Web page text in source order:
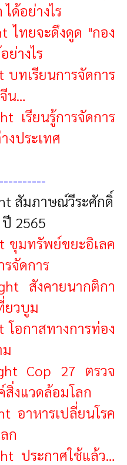
ด้อย่างไร
ไทยจะดึงดูด "กอง
ย่างไร
ทเรียนการจัดการ
น…
เรียนรู้การจัดการ
งประเทศ
สัมภาษณ์วีระศักดิ์
2565
ขุมทรัพย์ขยะอิเลค
จัดการ
สังคายนากติกา
ยวบูม
อกาสทางการท่อง
Cop 27 ตรวจ
สิ่งแวดล้อมโลก
อาหารเปลี่ยนโรค
ก
ประกาศใช้แล้ว…